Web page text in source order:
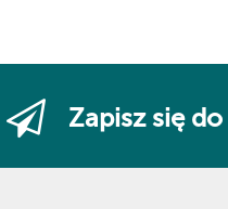
Zapisz się